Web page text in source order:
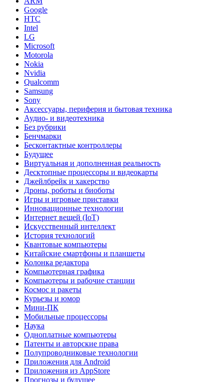
Google
HTC
Intel
LG
Microsoft
Motorola
Nokia
Nvidia
Qualcomm
Samsung
Sony
Аксессуары, периферия и бытовая техника
Аудио- и видеотехника
Без рубрики
Бенчмарки
Бесконтактные контроллеры
Будущее
Виртуальная и дополненная реальность
Десктопные процессоры и видеокарты
Джейлбрейк и хакерство
Дроны, роботы и биоботы
Игры и игровые приставки
Инновационные технологии
Интернет вещей (IoT)
Искусственный интеллект
История технологий
Квантовые компьютеры
Китайские смартфоны и планшеты
Колонка редактора
Компьютерная графика
Компьютеры и рабочие станции
Космос и ракеты
Курьезы и юмор
Мини-ПК
Мобильные процессоры
Наука
Одноплатные компьютеры
Патенты и авторские права
Полупроводниковые технологии
Приложения для Android
Приложения из AppStore
Прогнозы и будущее